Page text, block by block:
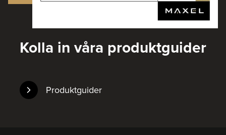
Kolla in våra produktguider
Produktguider